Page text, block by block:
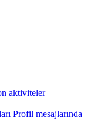
aktiviteler
Profil mesajlarında